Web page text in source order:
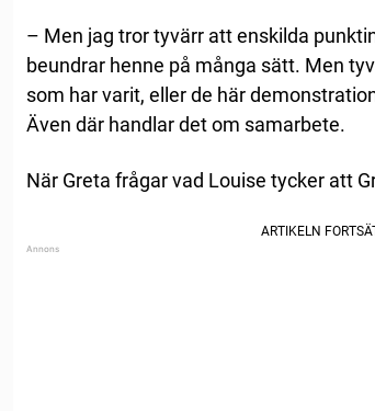
– Men jag tror tyvärr att enskilda
beundrar henne på många sätt. Men
som har varit, eller de här
Även där handlar det om samarbete.
När Greta frågar vad Louise tycker att